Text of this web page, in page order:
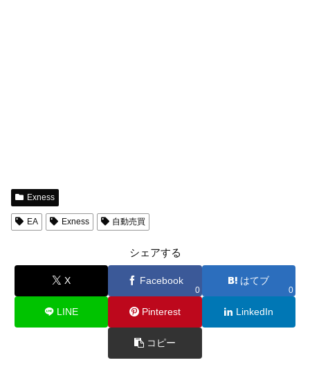
Exness
EA Exness 自動売買
シェアする
X Facebook
0
はてブ
0
LINE Pinterest LinkedIn
コピー